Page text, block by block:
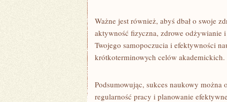
Ważne jest⁤ również, abyś dbał o swoje
aktywność fizyczna, zdrowe odżywianie⁢
Twojego samopoczucia i efektywności
krótkoterminowych celów akademickich.
Podsumowując, sukces naukowy ​można
regularność pracy i planowanie